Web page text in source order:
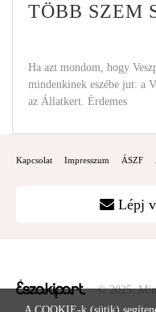
TÖBB SZEM
Ha azt mondom, hogy
mindenkinek eszébe jut: a
az Állatkert. Érdemes
Kapcsolat Impresszum ÁSZF
Lépj
© 2025.